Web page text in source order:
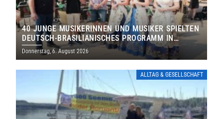
40 JUNGE MUSIKERINNEN UND MUSIKER SPIELTEN
DEUTSCH-BRASILIANISCHES PROGRAMM IN
THOLEY
Donnerstag, 6. August 2026
ALLTAG & GESELLSCHAFT